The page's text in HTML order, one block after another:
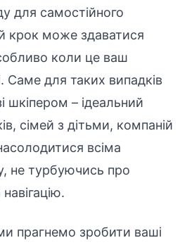
для самостійного
крок може здаватися
коли це ваш
Саме для таких випадків
шкіпером – ідеальний
сімей з дітьми, компаній
всіма
не турбуючись про
прагнемо зробити ваші